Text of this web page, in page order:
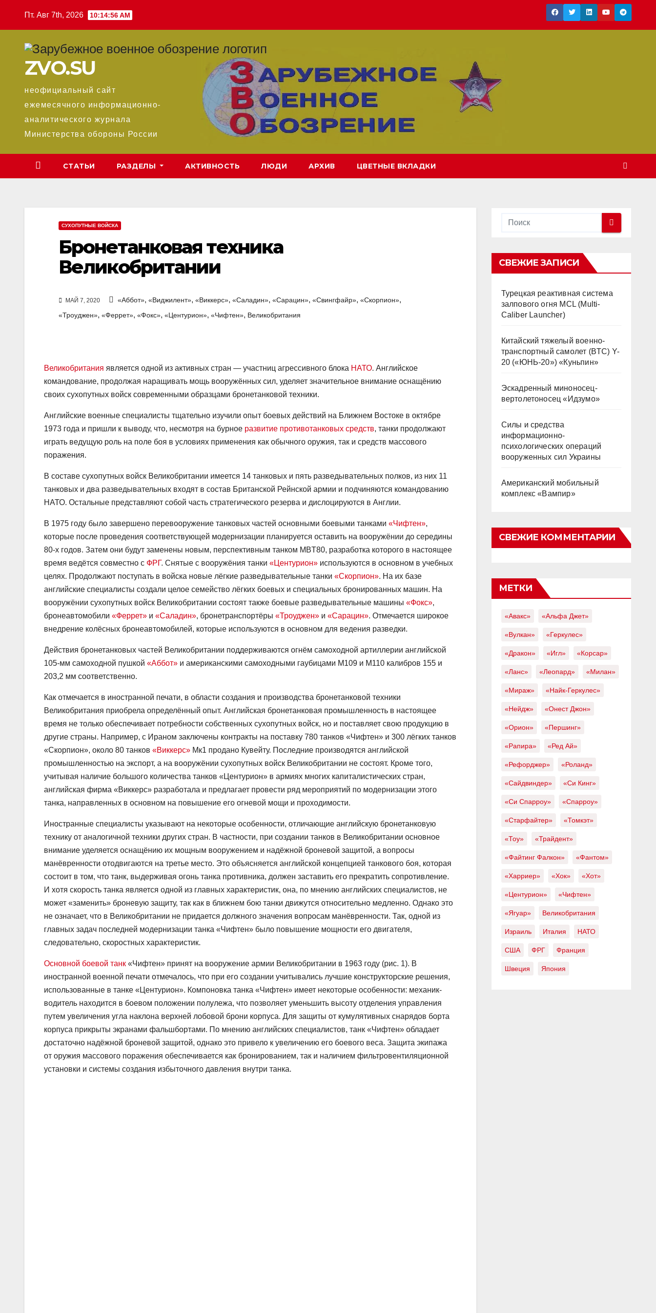
Пт. Авг 7th, 2026 10:14:57 AM
ZVO.SU
неофициальный сайт
ежемесячного информационно-
аналитического журнала
Министерства обороны России
СТАТЬИ РАЗДЕЛЫ АКТИВНОСТЬ ЛЮДИ АРХИВ ЦВЕТНЫЕ ВКЛАДКИ
СУХОПУТНЫЕ ВОЙСКА
Бронетанковая техника
Великобритании
МАЙ 7, 2020 «Аббот», «Виджилент», «Виккерс», «Саладин», «Сарацин», «Свингфайр», «Скорпион»,
«Троуджен», «Феррет», «Фокс», «Центурион», «Чифтен», Великобритания
Великобритания является одной из активных стран — участниц агрессивного блока НАТО. Английское
командование, продолжая наращивать мощь вооружённых сил, уделяет значительное внимание оснащёнию
своих сухопутных войск современными образцами бронетанковой техники.
Английские военные специалисты тщательно изучили опыт боевых действий на Ближнем Востоке в октябре
1973 года и пришли к выводу, что, несмотря на бурное развитие противотанковых средств, танки продолжают
играть ведущую роль на поле боя в условиях применения как обычного оружия, так и средств массового
поражения.
В составе сухопутных войск Великобритании имеется 14 танковых и пять разведывательных полков, из них 11
танковых и два разведывательных входят в состав Британской Рейнской армии и подчиняются командованию
НАТО. Остальные представляют собой часть стратегического резерва и дислоцируются в Англии.
В 1975 году было завершено перевооружение танковых частей основными боевыми танками «Чифтен»,
которые после проведения соответствующей модернизации планируется оставить на вооружёнии до середины
80-х годов. Затем они будут заменены новым, перспективным танком MBT80, разработка которого в настоящее
время ведётся совместно с ФРГ. Снятые с вооружёния танки «Центурион» используются в основном в учебных
целях. Продолжают поступать в войска новые лёгкие разведывательные танки «Скорпион». На их базе
английские специалисты создали целое семейство лёгких боевых и специальных бронированных машин. На
вооружёнии сухопутных войск Великобритании состоят также боевые разведывательные машины «Фокс»,
бронеавтомобили «Феррет» и «Саладин», бронетранспортёры «Троуджен» и «Сарацин». Отмечается широкое
внедрение колёсных бронеавтомобилей, которые используются в основном для ведения разведки.
Действия бронетанковых частей Великобритании поддерживаются огнём самоходной артиллерии английской
105-мм самоходной пушкой «Аббот» и американскими самоходными гаубицами M109 и M110 калибров 155 и
203,2 мм соответственно.
Как отмечается в иностранной печати, в области создания и производства бронетанковой техники
Великобритания приобрела определённый опыт. Английская бронетанковая промышленность в настоящее
время не только обеспечивает потребности собственных сухопутных войск, но и поставляет свою продукцию в
другие страны. Например, с Ираном заключены контракты на поставку 780 танков «Чифтен» и 300 лёгких танков
«Скорпион», около 80 танков «Виккерс» Мк1 продано Кувейту. Последние производятся английской
промышленностью на экспорт, а на вооружёнии сухопутных войск Великобритании не состоят. Кроме того,
учитывая наличие большого количества танков «Центурион» в армиях многих капиталистических стран,
английская фирма «Виккерс» разработала и предлагает провести ряд мероприятий по модернизации этого
танка, направленных в основном на повышение его огневой мощи и проходимости.
Иностранные специалисты указывают на некоторые особенности, отличающие английскую бронетанковую
технику от аналогичной техники других стран. В частности, при создании танков в Великобритании основное
внимание уделяется оснащёнию их мощным вооружением и надёжной броневой защитой, а вопросы
манёвренности отодвигаются на третье место. Это объясняется английской концепцией танкового боя, которая
состоит в том, что танк, выдерживая огонь танка противника, должен заставить его прекратить сопротивление.
И хотя скорость танка является одной из главных характеристик, она, по мнению английских специалистов, не
может «заменить» броневую защиту, так как в ближнем бою танки движутся относительно медленно. Однако это
не означает, что в Великобритании не придается должного значения вопросам манёвренности. Так, одной из
главных задач последней модернизации танка «Чифтен» было повышение мощности его двигателя,
следовательно, скоростных характеристик.
Основной боевой танк «Чифтен» принят на вооружение армии Великобритании в 1963 году (рис. 1). В
иностранной военной печати отмечалось, что при его создании учитывались лучшие конструкторские решения,
использованные в танке «Центурион». Компоновка танка «Чифтен» имеет некоторые особенности: механик-
водитель находится в боевом положении полулежа, что позволяет уменьшить высоту отделения управления
путем увеличения угла наклона верхней лобовой брони корпуса. Для защиты от кумулятивных снарядов борта
корпуса прикрыты экранами фальшбортами. По мнению английских специалистов, танк «Чифтен» обладает
достаточно надёжной броневой защитой, однако это привело к увеличению его боевого веса. Защита экипажа
от оружия массового поражения обеспечивается как бронированием, так и наличием фильтровентиляционной
установки и системы создания избыточного давления внутри танка.
СВЕЖИЕ ЗАПИСИ
Турецкая реактивная система
залпового огня MCL (Multi-
Caliber Launcher)
Китайский тяжелый военно-
транспортный самолет (BTC) Y-
20 («ЮНЬ-20») «Куньпин»
Эскадренный миноносец-
вертолетоносец «Идзумо»
Силы и средства
информационно-
психологических операций
вооруженных сил Украины
Американский мобильный
комплекс «Вампир»
СВЕЖИЕ КОММЕНТАРИИ
МЕТКИ
«Авакс» «Альфа Джет»
«Вулкан» «Геркулес»
«Дракон» «Игл» «Корсар»
«Ланс» «Леопард» «Милан»
«Мираж» «Найк-Геркулес»
«Нейдж» «Онест Джон»
«Орион» «Першинг»
«Рапира» «Ред Ай»
«Рефорджер» «Роланд»
«Сайдвиндер» «Си Кинг»
«Си Спарроу» «Спарроу»
«Старфайтер» «Томкэт»
«Тоу» «Трайдент»
«Файтинг Фалкон» «Фантом»
«Харриер» «Хок» «Хот»
«Центурион» «Чифтен»
«Ягуар» Великобритания
Израиль Италия НАТО
США ФРГ Франция
Швеция Япония